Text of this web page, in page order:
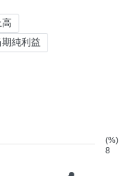
(%)
8
期純利益